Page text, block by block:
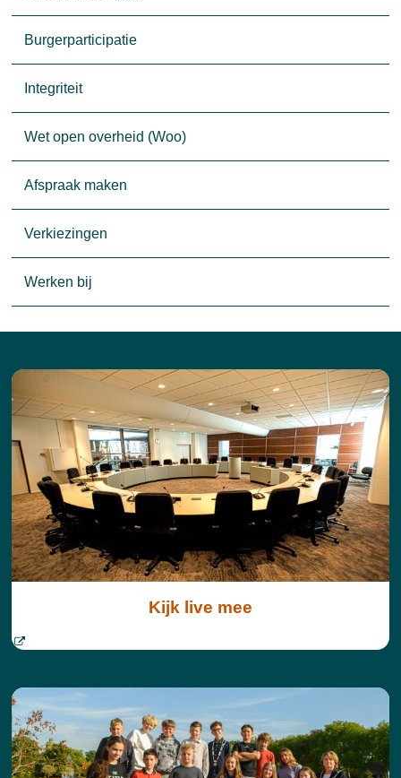
Burgerparticipatie
Integriteit
Wet open overheid (Woo)
Afspraak maken
Verkiezingen
Werken bij
Kijk live mee